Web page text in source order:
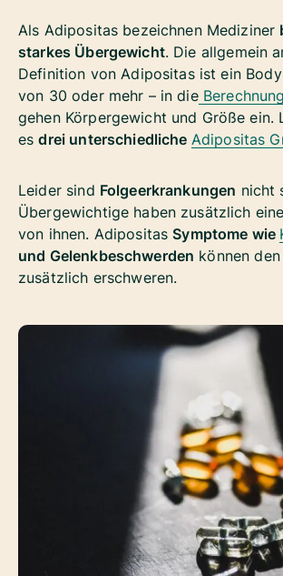
Als Adipositas bezeichnen Mediziner
starkes Übergewicht. Die allgemein
Definition von Adipositas ist ein
von 30 oder mehr – in die
gehen Körpergewicht und Größe ein.
esdrei unterschiedliche Adipositas
Leider sind Folgeerkrankungen nicht
Übergewichtige haben zusätzlich
von ihnen. AdipositasSymptome wie
und Gelenkbeschwerden können
zusätzlich erschweren.